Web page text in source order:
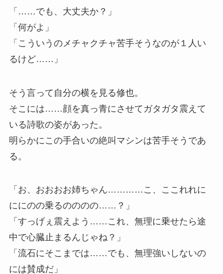
「……でも、大丈夫か？」
「何がよ」
「こういうのメチャクチャ苦手そうなのが１人い
るけど……」
そう言って自分の横を見る修也。
そこには……顔を真っ青にさせてガタガタ震えて
いる詩歌の姿があった。
明らかにこの手合いの絶叫マシンは苦手そうであ
る。
「お、おおおお姉ちゃん…………こ、ここれれに
ににのの乗るのののの……？」
「すっげぇ震えよう……これ、無理に乗せたら途
中で心臓止まるんじゃね？」
「流石にそこまでは……でも、無理強いしないの
には賛成だ」